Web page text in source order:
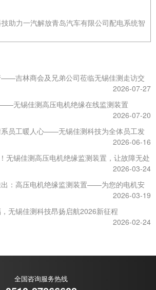
助力一汽解放青岛汽车有限公司配电系统智
——吉林商会及兄弟公司莅临无锡佳测走访交
2026-07-27
——无锡佳测高压电机绝缘在线监测装置
2026-07-20
员工暖人心——无锡佳测科技为全体员工发
2026-06-16
无锡佳测高压电机绝缘监测装置，让故障无处
2026-03-24
：高压电机绝缘监测装置——为您的电机安
2026-03-19
无锡佳测科技昂扬启航2026新征程
2026-02-24
全国咨询服务热线